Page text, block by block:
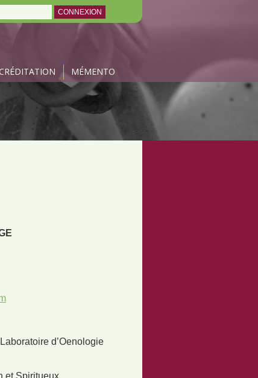
MÉMENTO
d’Oenologie
et Spiritueux